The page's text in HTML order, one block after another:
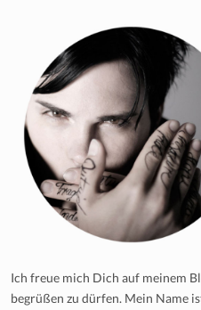
Ich freue mich Dich auf meinem
begrüßen zu dürfen. Mein Name